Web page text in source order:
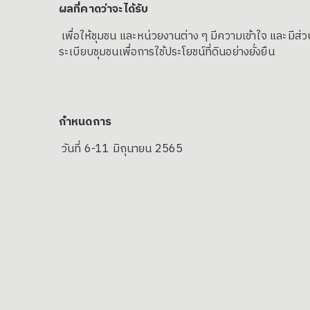
ผลที่คาดว่าจะได้รับ
เพื่อให้ชุมชน และหน่วยงานต่าง ๆ มีความเข้าใจ และมี
ระเบียบชุมชนเพื่อการใช้ประโยชน์ที่ดินอย่างยั่งยืน
กำหนดการ
วันที่ 6-11 มิถุนายน 2565